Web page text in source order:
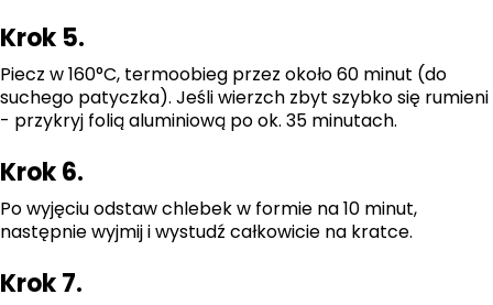
Krok 5.
Piecz w 160°C, termoobieg przez około 60 minut (do
suchego patyczka). Jeśli wierzch zbyt szybko się rumieni
- przykryj folią aluminiową po ok. 35 minutach.
Krok 6.
Po wyjęciu odstaw chlebek w formie na 10 minut,
następnie wyjmij i wystudź całkowicie na kratce.
Krok 7.